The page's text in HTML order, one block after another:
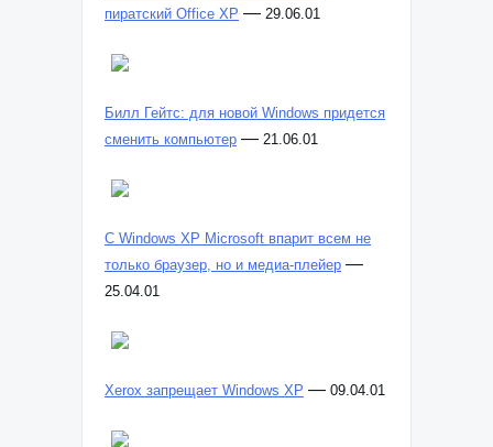
пиратский Office XP — 29.06.01
Билл Гейтс: для новой Windows придется
сменить компьютер — 21.06.01
C Windows XP Microsoft впарит всем не
только браузер, но и медиа-плейер —
25.04.01
Xerox запрещает Windows XP — 09.04.01